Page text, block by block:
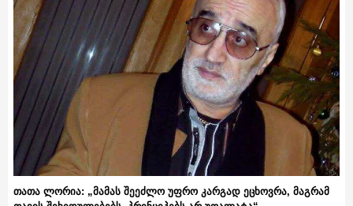
თათა ლორია: „მამას შეეძლო უფრო კარგად ეცხოვრა, მაგრამ